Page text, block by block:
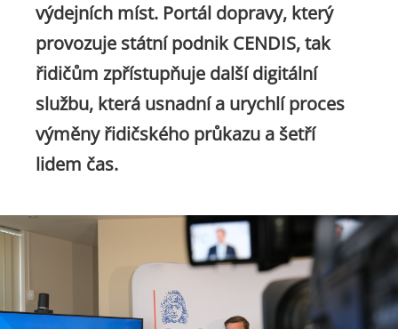
výdejních míst. Portál dopravy, který
provozuje státní podnik CENDIS, tak
řidičům zpřístupňuje další digitální
službu, která usnadní a urychlí proces
výměny řidičského průkazu a šetří
lidem čas.